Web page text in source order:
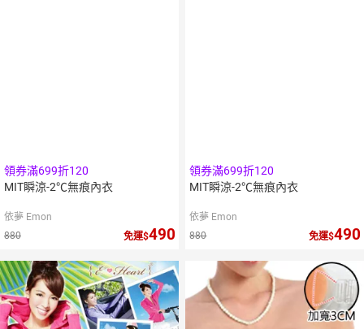
領券滿699折120
MIT瞬涼-2℃無痕內衣
依夢 Emon
880
免運 490
領券滿699折120
MIT瞬涼-2℃無痕內衣
依夢 Emon
880
免運 490